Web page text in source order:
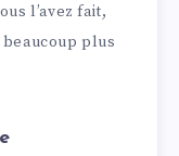
l’avez fait,
plus